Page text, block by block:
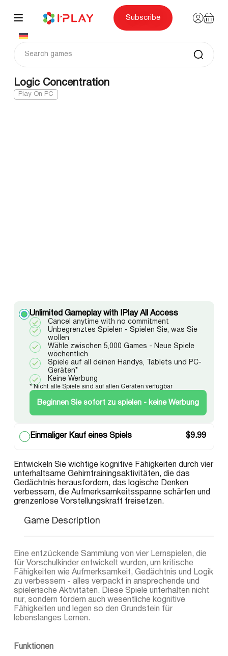
content
Subscribe
Logic Concentration
Play On PC
Unlimited Gameplay with IPlay All Access
Cancel anytime with no commitment
Unbegrenztes Spielen - Spielen Sie, was Sie
wollen
Wähle zwischen 5,000 Games - Neue Spiele
wöchentlich
Spiele auf all deinen Handys, Tablets und PC-
Geräten*
Keine Werbung
* Nicht alle Spiele sind auf allen Geräten verfügbar
Beginnen Sie sofort zu spielen - keine Werbung
Einmaliger Kauf eines Spiels $9.99
Entwickeln Sie wichtige kognitive Fähigkeiten durch vier
unterhaltsame Gehirntrainingsaktivitäten, die das
Gedächtnis herausfordern, das logische Denken
verbessern, die Aufmerksamkeitsspanne schärfen und
grenzenlose Vorstellungskraft freisetzen.
Game Description
Eine entzückende Sammlung von vier Lernspielen, die
für Vorschulkinder entwickelt wurden, um kritische
Fähigkeiten wie Aufmerksamkeit, Gedächtnis und Logik
zu verbessern - alles verpackt in ansprechende und
spielerische Aktivitäten. Diese Spiele unterhalten nicht
nur, sondern fördern auch wesentliche kognitive
Fähigkeiten und legen so den Grundstein für
lebenslanges Lernen.
Funktionen